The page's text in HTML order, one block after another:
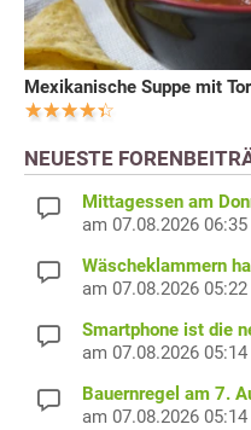
Mexikanische Suppe mit
NEUESTE
Mittagessen am
am 07.08.2026
Wäscheklammern
am 07.08.2026
Smartphone ist die
am 07.08.2026
Bauernregel am 7.
am 07.08.2026